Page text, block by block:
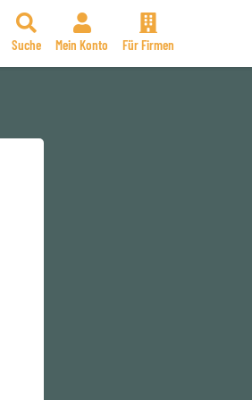
Suche Mein Konto Für Firmen